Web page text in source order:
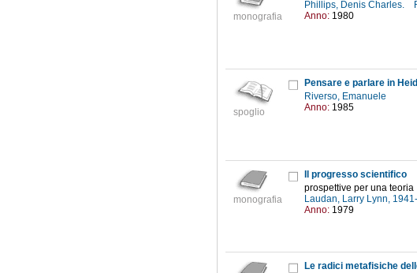
monografia
Phillips, Denis Charles.
Anno: 1980
spoglio
Riverso, Emanuele
Anno: 1985
monografia
Il progresso scientifico
prospettive per una teoria
Laudan, Larry Lynn, 1941-
Anno: 1979
Le radici metafisiche